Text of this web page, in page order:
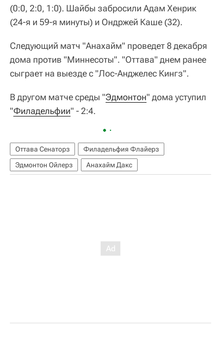
(0:0, 2:0, 1:0). Шайбы забросили Адам Хенрик
(24-я и 59-я минуты) и Ондржей Каше (32).
Следующий матч "Анахайм" проведет 8 декабря
дома против "Миннесоты". "Оттава" днем ранее
сыграет на выезде с "Лос-Анджелес Кингз".
В другом матче среды "Эдмонтон" дома уступил
"Филадельфии" - 2:4.
Оттава Сенаторз
Филадельфия Флайерз
Эдмонтон Ойлерз
Анахайм Дакс